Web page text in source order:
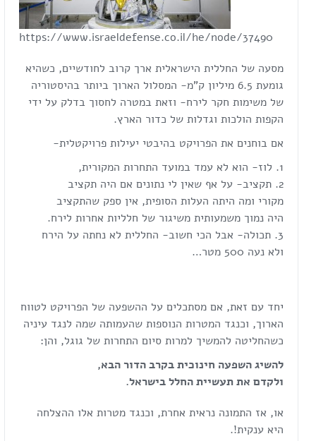
https://www.israeldefense.co.il/he/node/37490
מסעה של החללית הישראלית ארך קרוב לחודשיים, כשהיא
גומעת 6.5 מיליון ק"מ- המסלול הארוך ביותר בהיסטוריה
של משימות חקר לירח- וזאת במטרה לחסוך בדלק על ידי
הקפות הולכות וגדלות של כדור הארץ.
אם בוחנים את הפרויקט בהיבטי יעילות פרויקטלית-
לוז- הוא לא עמד במועד התחרות המקורית,
תקציב- על אף שאין לי נתונים אם היה תקציב
מקורי ומה היתה העלות הסופית, אין ספק שהתקציב
היה נמוך משמעותית משיגור של חלליות אחרות לירח.
תכולה- אבל הכי חשוב- החללית לא נחתה על הירח
ולא נעה 500 מטר…
יחד עם זאת, אם מסתכלים על ההשפעה של הפרויקט לטווח
הארוך, וכנגד המטרות הנוספות שהעמותה שמה לנגד עיניה
כשהחליטה להמשיך למרות סיום התחרות של גוגל, והן:
להשיג השפעה חינוכית בקרב הדור הבא,
ולקדם את תעשיית החלל בישראל.
או, אז התמונה נראית אחרת, וכנגד מטרות אלו ההצלחה
היא ענקית!.